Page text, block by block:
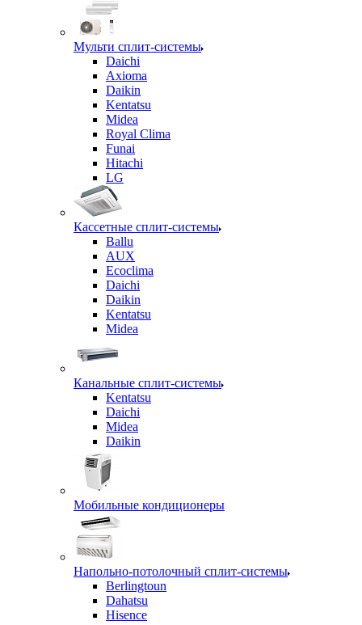
Мульти сплит-системы
Daichi
Axioma
Daikin
Kentatsu
Midea
Royal Clima
Funai
Hitachi
LG
Кассетные сплит-системы
Ballu
AUX
Ecoclima
Daichi
Daikin
Kentatsu
Midea
Канальные сплит-системы
Kentatsu
Daichi
Midea
Daikin
Мобильные кондиционеры
Напольно-потолочный сплит-системы
Berlingtoun
Dahatsu
Hisence